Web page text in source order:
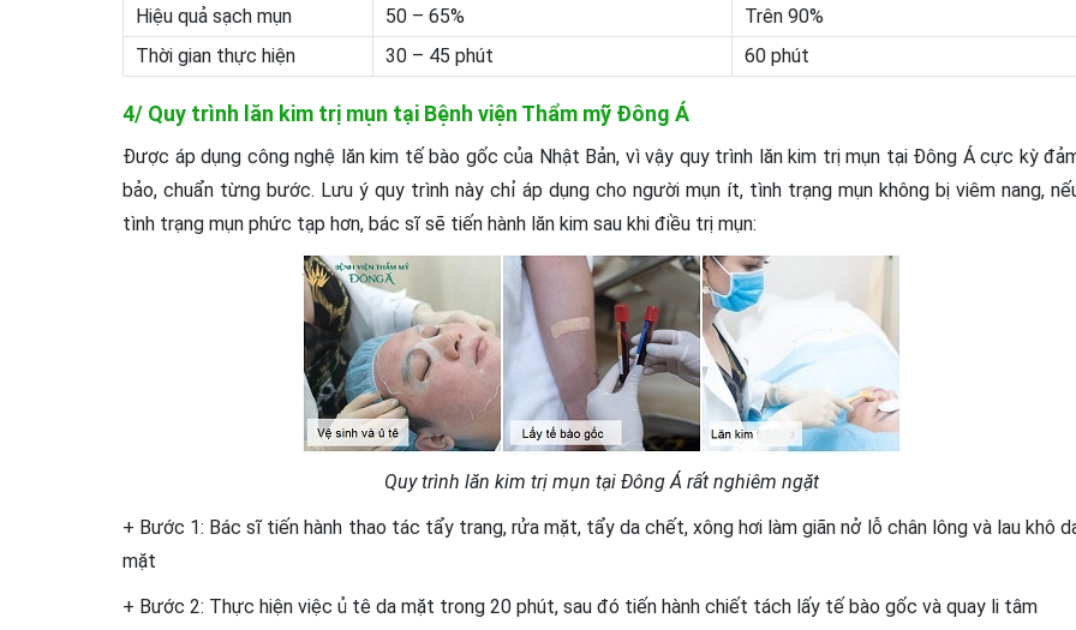
Hiệu quả sạch mụn
50 – 65%
Trên 90%
Thời gian thực hiện
30 – 45 phút 60 phút
4/ Quy trình lăn kim trị mụn tại Bệnh viện Thẩm mỹ Đông Á
Được áp dụng công nghệ lăn kim tế bào gốc của Nhật Bản, vì vậy quy trình lăn kim trị mụn tại Đông Á cực kỳ
bảo, chuẩn từng bước. Lưu ý quy trình này chỉ áp dụng cho người mụn ít, tình trạng mụn không bị viêm nang,
tình trạng mụn phức tạp hơn, bác sĩ sẽ tiến hành lăn kim sau khi điều trị mụn:
Quy trình lăn kim trị mụn tại Đông Á rất nghiêm ngặt
+ Bước 1: Bác sĩ tiến hành thao tác tẩy trang, rửa mặt, tẩy da chết, xông hơi làm giãn nở lỗ chân lông và lau khô
mặt
+ Bước 2: Thực hiện việc ủ tê da mặt trong 20 phút, sau đó tiến hành chiết tách lấy tế bào gốc và quay li tâm